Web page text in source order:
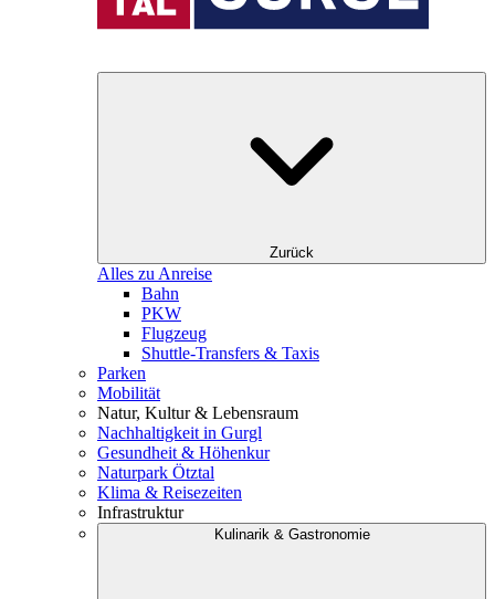
Zurück
Alles zu Anreise
Bahn
PKW
Flugzeug
Shuttle-Transfers & Taxis
Parken
Mobilität
Natur, Kultur & Lebensraum
Nachhaltigkeit in Gurgl
Gesundheit & Höhenkur
Naturpark Ötztal
Klima & Reisezeiten
Infrastruktur
Kulinarik & Gastronomie